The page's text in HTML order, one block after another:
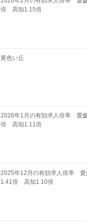
倍 高知1.15倍
黄色い丘
2026年1月の有効求人倍率 愛
倍 高知1.11倍
2025年12月の有効求人倍率 愛
1.41倍 高知1.10倍